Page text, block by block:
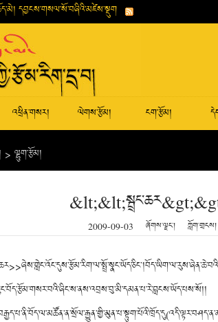
དབྱངས་གསལ་སོ་བཞིའི་མཛེས་སྡུག
འཕྲིན་གསར། ལེགས་རྩོམ། ངག་རྩོམ།
> ལྷུག་རྩོམ།
2009-09-03 ཞོགས་ལྗང་། ཀློག་གྲངས།